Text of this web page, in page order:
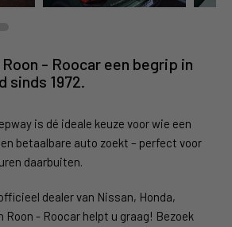
- Roocar een begrip in
1972.
is dé ideale keuze voor wie een
betaalbare auto zoekt – perfect voor
daarbuiten.
dealer van Nissan, Honda,
Roon - Roocar helpt u graag! Bezoek